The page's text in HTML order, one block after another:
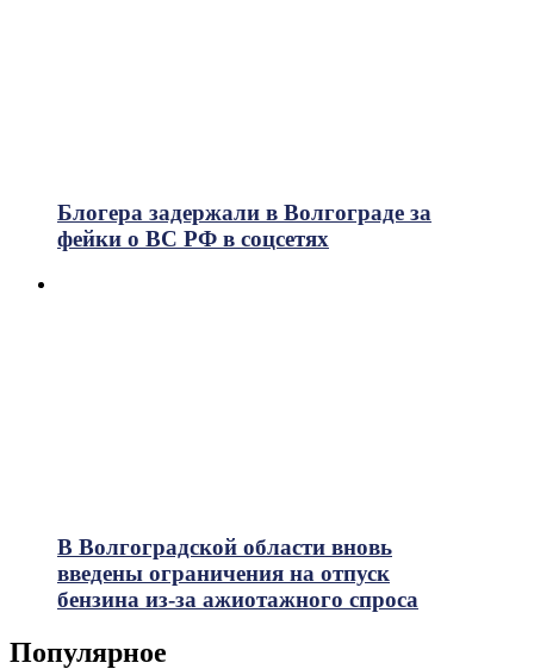
Блогера задержали в Волгограде за
фейки о ВС РФ в соцсетях
В Волгоградской области вновь
введены ограничения на отпуск
бензина из-за ажиотажного спроса
Популярное